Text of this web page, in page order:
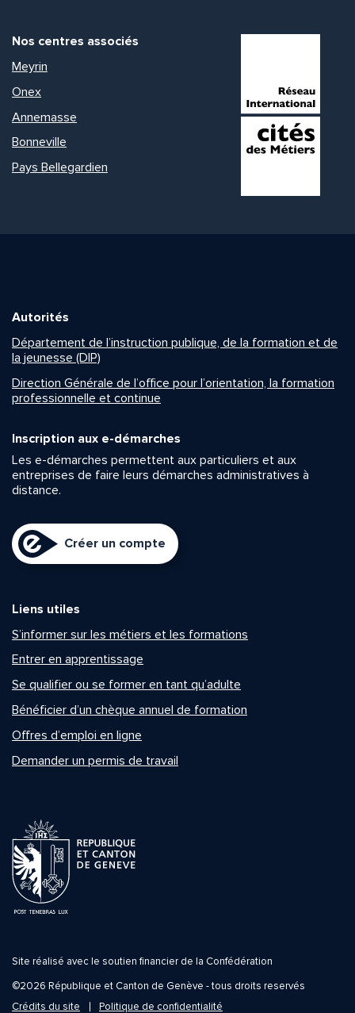
Nos centres associés
Meyrin
Onex
Annemasse
Bonneville
Pays Bellegardien
Autorités
Département de l’instruction publique, de la formation et de
la jeunesse (DIP)
Direction Générale de l’office pour l’orientation, la formation
professionnelle et continue
Inscription aux e-démarches
Les e-démarches permettent aux particuliers et aux
entreprises de faire leurs démarches administratives à
distance.
Créer un compte
Liens utiles
S’informer sur les métiers et les formations
Entrer en apprentissage
Se qualifier ou se former en tant qu’adulte
Bénéficier d’un chèque annuel de formation
Offres d’emploi en ligne
Demander un permis de travail
Site réalisé avec le soutien financier de la Confédération
©2026 République et Canton de Genève - tous droits reservés
Crédits du site
Politique de confidentialité